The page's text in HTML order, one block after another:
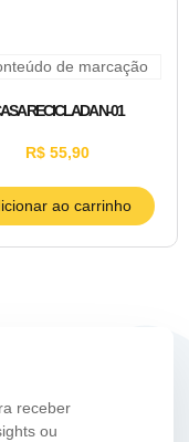
RECICLADA N-01
R$55,90
ao carrinho
receber
ou